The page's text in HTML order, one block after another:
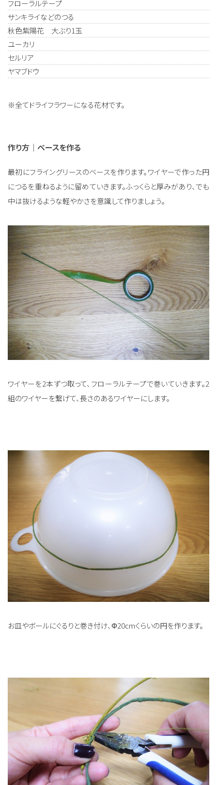
フローラルテープ
サンキライなどのつる
秋色紫陽花 大ぶり1玉
ユーカリ
セルリア
ヤマブドウ
※全てドライフラワーになる花材です。
作り方｜ベースを作る
最初にフライングリースのベースを作ります。ワイヤーで作った円
につるを重ねるように留めていきます。ふっくらと厚みがあり、でも
中は抜けるような軽やかさを意識して作りましょう。
ワイヤーを2本ずつ取って、フローラルテープで巻いていきます。2
組のワイヤーを繋げて、長さのあるワイヤーにします。
お皿やボールにぐるりと巻き付け、Φ20cmくらいの円を作ります。